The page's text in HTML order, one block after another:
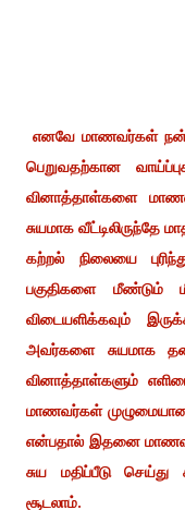
எனவே மாணவர்கள்
பெறுவதற்கான
வினாத்தாள்களை
சுயமாக வீட்டிலிருந்தே
கற்றல் நிலையை
பகுதிகளை மீண்டும்
விடையளிக்கவும்
அவர்களை சுயமாக
வினாத்தாள்களும்
மாணவர்கள் முழுமையான
என்பதால் இதனை
சுய மதிப்பீடு
சூடலாம்.